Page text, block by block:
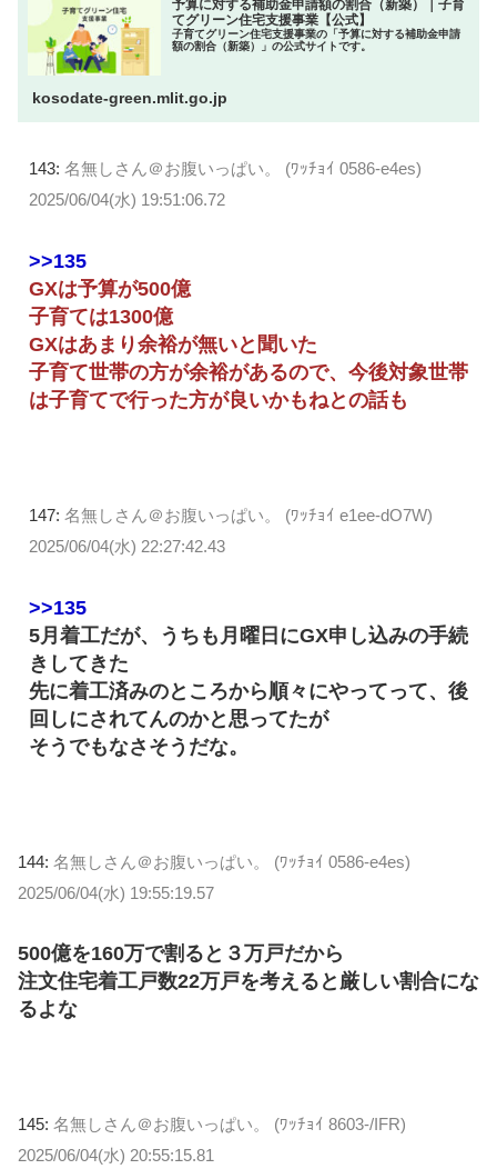
予算に対する補助金申請額の割合（新築）｜子育
てグリーン住宅支援事業【公式】
子育てグリーン住宅支援事業の「予算に対する補助金申請
額の割合（新築）」の公式サイトです。
kosodate-green.mlit.go.jp
143: 名無しさん＠お腹いっぱい。 (ﾜｯﾁｮｲ 0586-e4es)
2025/06/04(水) 19:51:06.72
>>135
GXは予算が500億
子育ては1300億
GXはあまり余裕が無いと聞いた
子育て世帯の方が余裕があるので、今後対象世帯
は子育てで行った方が良いかもねとの話も
147: 名無しさん＠お腹いっぱい。 (ﾜｯﾁｮｲ e1ee-dO7W)
2025/06/04(水) 22:27:42.43
>>135
5月着工だが、うちも月曜日にGX申し込みの手続
きしてきた
先に着工済みのところから順々にやってって、後
回しにされてんのかと思ってたが
そうでもなさそうだな。
144: 名無しさん＠お腹いっぱい。 (ﾜｯﾁｮｲ 0586-e4es)
2025/06/04(水) 19:55:19.57
500億を160万で割ると３万戸だから
注文住宅着工戸数22万戸を考えると厳しい割合にな
るよな
145: 名無しさん＠お腹いっぱい。 (ﾜｯﾁｮｲ 8603-/IFR)
2025/06/04(水) 20:55:15.81